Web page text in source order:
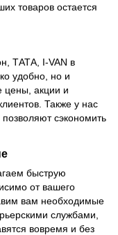
товаров остается
ТАТА, I-VAN в
удобно, но и
цены, акции и
Также у нас
сэкономить
быструю
от вашего
вам необходимые
службами,
вовремя и без